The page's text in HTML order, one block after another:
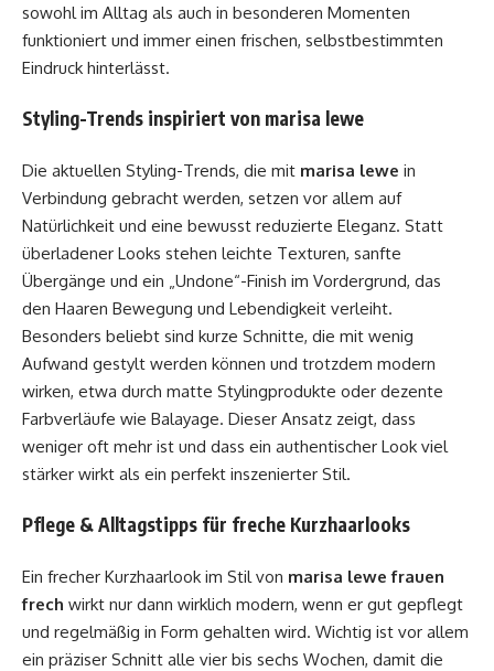
sowohl im Alltag als auch in besonderen Momenten
funktioniert und immer einen frischen, selbstbestimmten
Eindruck hinterlässt.
Styling-Trends inspiriert von marisa lewe
Die aktuellen Styling-Trends, die mit marisa lewe in
Verbindung gebracht werden, setzen vor allem auf
Natürlichkeit und eine bewusst reduzierte Eleganz. Statt
überladener Looks stehen leichte Texturen, sanfte
Übergänge und ein „Undone“-Finish im Vordergrund, das
den Haaren Bewegung und Lebendigkeit verleiht.
Besonders beliebt sind kurze Schnitte, die mit wenig
Aufwand gestylt werden können und trotzdem modern
wirken, etwa durch matte Stylingprodukte oder dezente
Farbverläufe wie Balayage. Dieser Ansatz zeigt, dass
weniger oft mehr ist und dass ein authentischer Look viel
stärker wirkt als ein perfekt inszenierter Stil.
Pflege & Alltagstipps für freche Kurzhaarlooks
Ein frecher Kurzhaarlook im Stil von marisa lewe frauen
frech wirkt nur dann wirklich modern, wenn er gut gepflegt
und regelmäßig in Form gehalten wird. Wichtig ist vor allem
ein präziser Schnitt alle vier bis sechs Wochen, damit die